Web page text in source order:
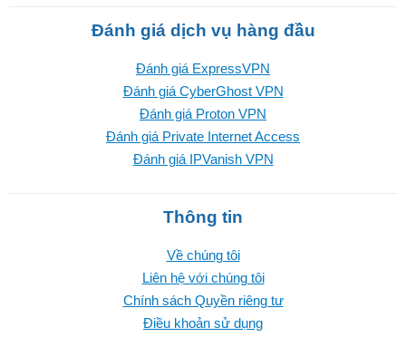
Đánh giá dịch vụ hàng đầu
Đánh giá ExpressVPN
Đánh giá CyberGhost VPN
Đánh giá Proton VPN
Đánh giá Private Internet Access
Đánh giá IPVanish VPN
Thông tin
Về chúng tôi
Liên hệ với chúng tôi
Chính sách Quyền riêng tư
Điều khoản sử dụng